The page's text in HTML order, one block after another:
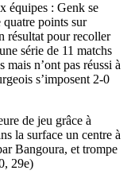
équipes : Genk se
quatre points sur
résultat pour recoller
série de 11 matchs
mais n’ont pas réussi à
s’imposent 2-0
de jeu grâce à
la surface un centre à
Bangoura, et trompe
29e)